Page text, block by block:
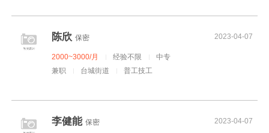
陈欣保密 2023-04-07
2000~3000/月 经验不限
中专
兼职
台城街道 普工技工
李健能保密 2023-04-07